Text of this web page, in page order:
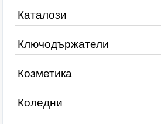
Каталози
Ключодържатели
Козметика
Коледни